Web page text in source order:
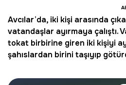
Avcılar’da, iki kişi arasında
vatandaşlar ayırmaya çalıştı.
tokat birbirine giren iki kişiyi
şahıslardan birini taşıyıp